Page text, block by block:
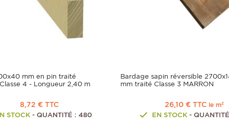
mm en pin traité
4 - Longueur 2,40 m
8,72 € TTC
STOCK - QUANTITÉ : 480
Bardage sapin réversible
mm traité Classe 3 MARRON
26,10 € TTC le m²
EN STOCK -